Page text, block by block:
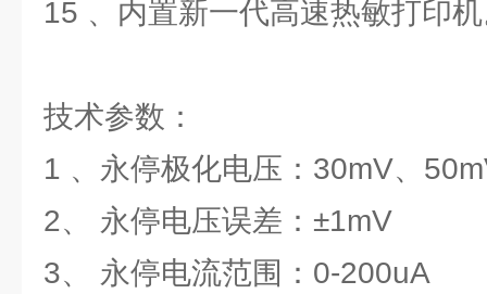
15 、内置新一代高速热敏打印
技术参数：
1 、永停极化电压：30mV、
2、 永停电压误差：±1mV
3、 永停电流范围：0-200uA